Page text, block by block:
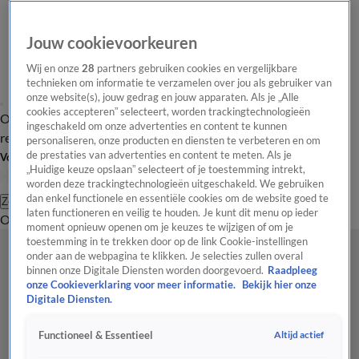
Overzicht Laatste nieuws Regionieuws Het beste van Hart
Tip de
redactie
Volg Hart van Nederland
Zoeken
OverzichtRegioUitzendingenWeerTip de redactiePanelVideo's
Jouw cookievoorkeuren
Wij en onze28 partners gebruiken cookies en vergelijkbare
technieken om informatie te verzamelen over jou als gebruiker van
onze website(s), jouw gedrag en jouw apparaten. Als je „Alle
cookies accepteren” selecteert, worden trackingtechnologieën
ingeschakeld om onze advertenties en content te kunnen
personaliseren, onze producten en diensten te verbeteren en om
de prestaties van advertenties en content te meten. Als je
„Huidige keuze opslaan” selecteert of je toestemming intrekt,
worden deze trackingtechnologieën uitgeschakeld. We gebruiken
dan enkel functionele en essentiële cookies om de website goed te
laten functioneren en veilig te houden. Je kunt dit menu op ieder
moment opnieuw openen om je keuzes te wijzigen of om je
toestemming in te trekken door op de link Cookie-instellingen
onder aan de webpagina te klikken. Je selecties zullen overal
binnen onze Digitale Diensten worden doorgevoerd. Raadpleeg
onze Cookieverklaring voor meer informatie.
Bekijk hier onze
Digitale Diensten.
Functioneel & Essentieel Altijd actief